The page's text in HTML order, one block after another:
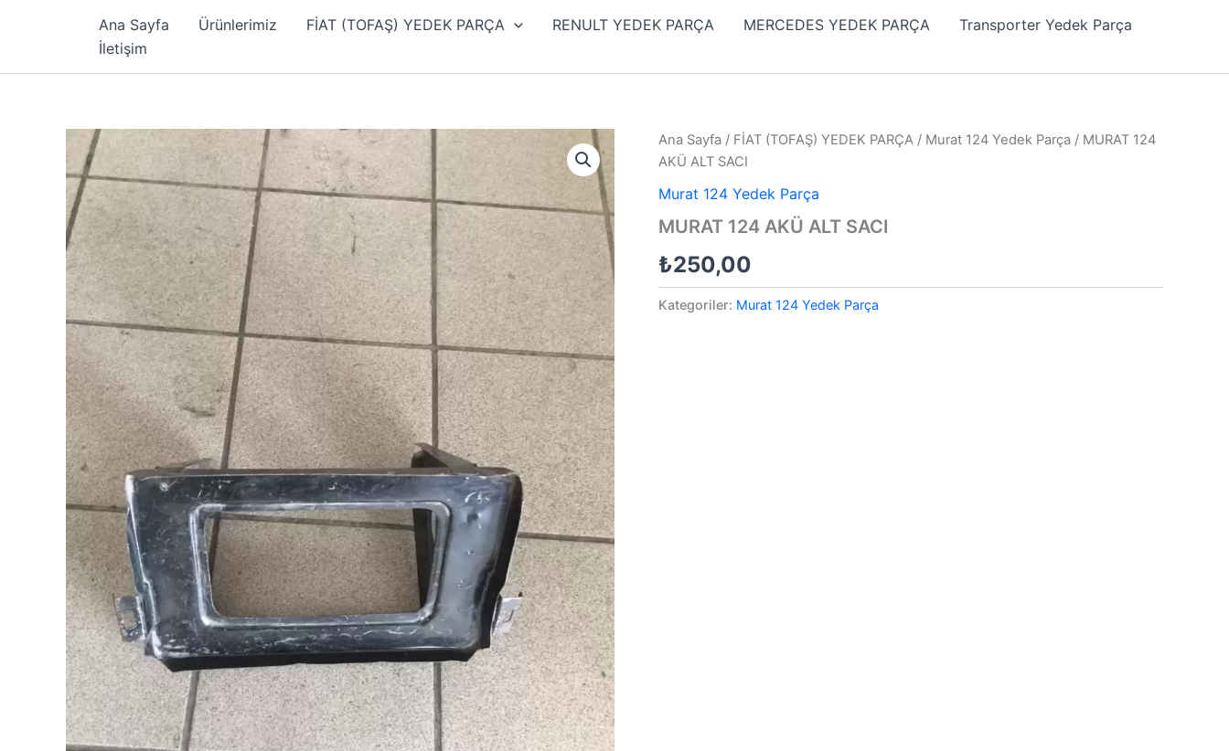
Ana Sayfa Ürünlerimiz FİAT (TOFAŞ) YEDEK PARÇA RENULT YEDEK PARÇA MERCEDES YEDEK PARÇA
Transporter Yedek Parça
İletişim
Ana Sayfa / FİAT (TOFAŞ) YEDEK PARÇA / Murat 124 Yedek Parça / MURAT 124
AKÜ ALT SACI
Murat 124 Yedek Parça
MURAT 124 AKÜ ALT SACI
₺250,00
Kategoriler: Murat 124 Yedek Parça